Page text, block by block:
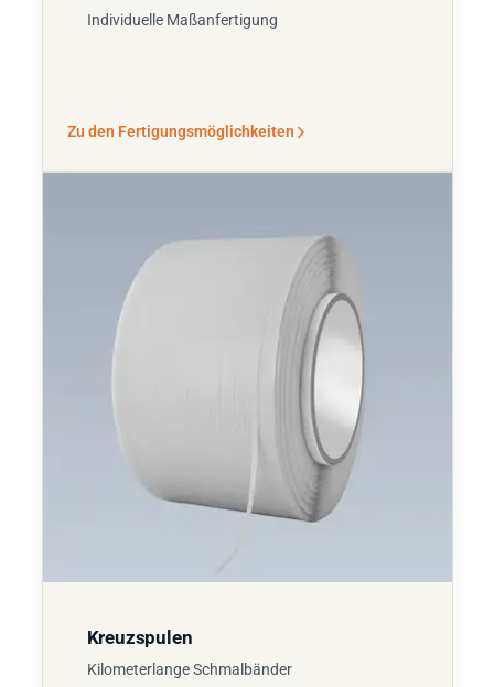
Individuelle Maßanfertigung
Zu den Fertigungsmöglichkeiten
Kreuzspulen
Kilometerlange Schmalbänder